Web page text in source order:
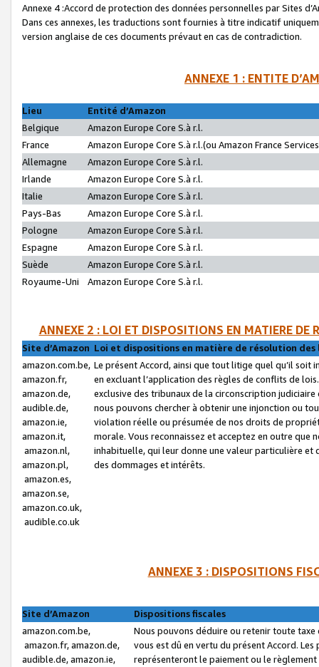
Annexe 4 :Accord de protection des données personnelles par Sites
Dans ces annexes, les traductions sont fournies à titre indicatif
version anglaise de ces documents prévaut en cas de contradiction.
ANNEXE 1 : ENTITE
Lieu
Entité d’Amazon
Belgique
Amazon Europe Core S.à r.l.
France
Amazon Europe Core S.à r.l.(ou Amazon France
Allemagne
Amazon Europe Core S.à r.l.
Irlande
Amazon Europe Core S.à r.l.
Italie
Amazon Europe Core S.à r.l.
Pays-Bas
Amazon Europe Core S.à r.l.
Pologne
Amazon Europe Core S.à r.l.
Espagne
Amazon Europe Core S.à r.l.
Suède
Amazon Europe Core S.à r.l.
Royaume-Uni
Amazon Europe Core S.à r.l.
ANNEXE 2 : LOI ET DISPOSITIONS EN MATIERE DE
Site d’Amazon Loi et dispositions en matière de résolution
amazon.com.be,
amazon.fr,
amazon.de,
audible.de,
amazon.ie,
amazon.it,
amazon.nl,
amazon.pl,
amazon.es,
amazon.se,
amazon.co.uk,
audible.co.uk
Le présent Accord, ainsi que tout litige quel qu’il soit
en excluant l’application des règles de conflits de
exclusive des tribunaux de la circonscription
nous pouvons chercher à obtenir une injonction ou
violation réelle ou présumée de nos droits de
morale. Vous reconnaissez et acceptez en outre que
inhabituelle, qui leur donne une valeur particulière
des dommages et intérêts.
ANNEXE 3 : DISPOSITIONS
Site d’Amazon
Dispositions fiscales
amazon.com.be,
amazon.fr, amazon.de,
audible.de, amazon.ie,
Nous pouvons déduire ou retenir toute
vous est dû en vertu du présent Accord.
représenteront le paiement ou le